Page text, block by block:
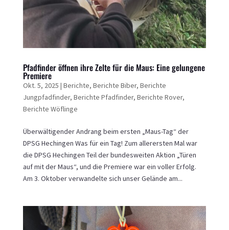
Pfadfinder öffnen ihre Zelte für die Maus: Eine gelungene
Premiere
Okt. 5, 2025 | Berichte, Berichte Biber, Berichte
Jungpfadfinder, Berichte Pfadfinder, Berichte Rover,
Berichte Wöflinge
Überwältigender Andrang beim ersten „Maus-Tag“ der
DPSG Hechingen Was für ein Tag! Zum allerersten Mal war
die DPSG Hechingen Teil der bundesweiten Aktion „Türen
auf mit der Maus“, und die Premiere war ein voller Erfolg.
Am 3. Oktober verwandelte sich unser Gelände am...